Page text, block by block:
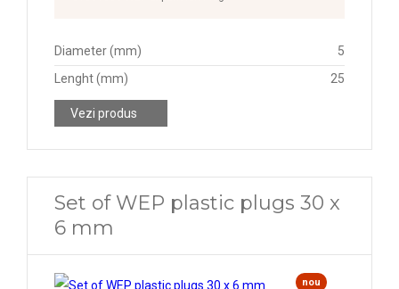
Diameter (mm)
5
Lenght (mm)
25
Vezi produs
Set of WEP plastic plugs 30 x
6 mm
nou